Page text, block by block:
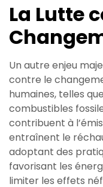
La Lutte
Un autre enjeu
contre le
humaines, telles
combustibles
contribuent à
entraînent le
adoptant des
favorisant les
limiter les effets